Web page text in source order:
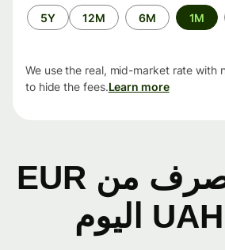
1M
6M
12M
5Y
We use the real, mid-market rate
to hide the fees.Learn more
أسعار الصرف من EUR